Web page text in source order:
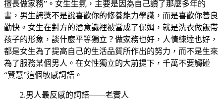
擅長做家務”。女生生氣，主要是因為自己讀了那麼多年的
書，男生誇獎不是說喜歡你的修養能力學識，而是喜歡你善良
勤快。女生在對方的潛意識裡被當成了保姆，就是洗衣做飯帶
孩子的形象，談什麼平等獨立？做家務也好，人情練達也好，
都是女生為了提高自己的生活品質所作出的努力，而不是生來
為了服務某個男人。在女性獨立的大前提下，千萬不要觸碰
“賢慧”這個敏感詞語。
2.男人最反感的詞語——老實人